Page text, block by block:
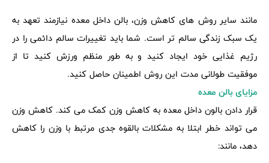
مانند سایر روش های کاهش وزن، بالن داخل معده نیازمند تعهد به
یک سبک زندگی سالم تر است. شما باید تغییرات سالم دائمی را در
رژیم غذایی خود ایجاد کنید و به طور منظم ورزش کنید تا از
موفقیت طولانی مدت این روش اطمینان حاصل کنید.
مزایای بالن معده
قرار دادن بالون داخل معده به کاهش وزن کمک می کند. کاهش وزن
می تواند خطر ابتلا به مشکلات بالقوه جدی مرتبط با وزن را کاهش
دهد، مانند: